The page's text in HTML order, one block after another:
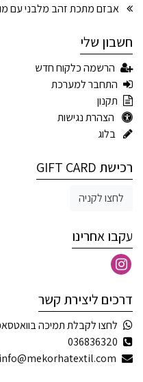
אבזם מתכת זהב מלבני עם
חשבון שלי
הרשמה כלקוח חדש
התחבר למערכת
תקנון
הצהרת נגישות
בלוג
רכישת GIFT CARD
לחצו לקניה
עקבו אחרינו
דרכים ליצירת קשר
לחצו לקבלת תמיכה
036836320
info@mekorhatextil.com